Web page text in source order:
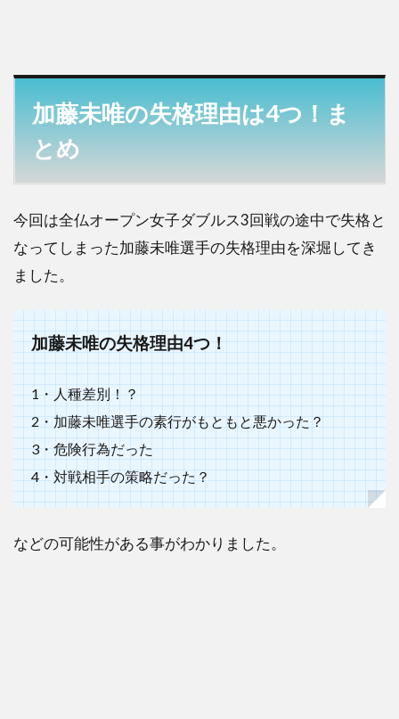
加藤未唯の失格理由は4つ！ま
とめ
今回は全仏オープン女子ダブルス3回戦の途中で失格と
なってしまった加藤未唯選手の失格理由を深堀してき
ました。
加藤未唯の失格理由4つ！
1・人種差別！？
2・加藤未唯選手の素行がもともと悪かった？
3・危険行為だった
4・対戦相手の策略だった？
などの可能性がある事がわかりました。